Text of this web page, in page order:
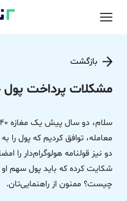
بازگشت
مشکلات پرداخت پول
معامله، توافق کردیم که پول را
دو نیز قولنامه هولوگرام‌دار را
شکایت کرده که باید پول سهم
چیست؟ ممنون از راهنمایی‌تان.